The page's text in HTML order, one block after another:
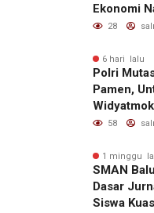
Ekonomi
Kondusif
28
6 hari lalu
Polri
Pamen,
sebagai
58
1 minggu
SMAN
Dasar
Siswa